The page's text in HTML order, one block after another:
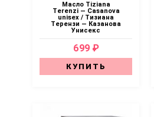
Масло Tiziana
Terenzi — Casanova
unisex / Тизиана
Терензи — Казанова
Унисекс
699 ₽
КУПИТЬ